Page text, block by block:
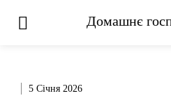
Домашнє
5 Січня 2026